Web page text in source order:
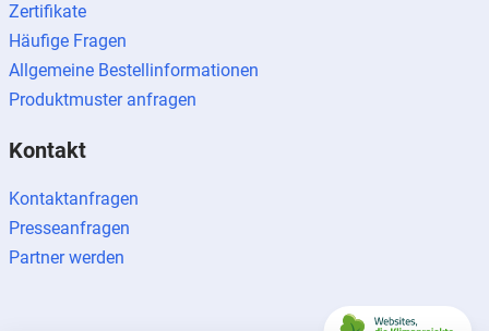
Zertifikate
Häufige Fragen
Allgemeine Bestellinformationen
Produktmuster anfragen
Kontakt
Kontaktanfragen
Presseanfragen
Partner werden